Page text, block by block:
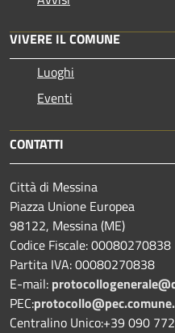
VIVERE IL COMUNE
Luoghi
Eventi
CONTATTI
Città di Messina
Piazza Unione Europea
98122, Messina (ME)
Codice Fiscale: 00080270838
Partita IVA: 00080270838
E-mail:
PEC:
Centralino Unico:+39 090